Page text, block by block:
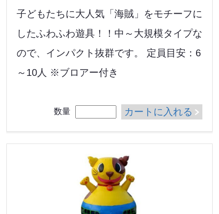
子どもたちに大人気「海賊」をモチーフに
したふわふわ遊具！！中～大規模タイプな
ので、インパクト抜群です。 定員目安：6
～10人 ※ブロアー付き
数量 カートに入れる